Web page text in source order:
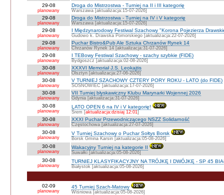
29-08
planowany
Droga do Mistrzostwa - Turniej na II i III kategorię
Warszawa [aktualizacja:15-07-2026]
29-08
planowany
Droga do Mistrzostwa - Turniej na IV i V kategorię
Warszawa [aktualizacja:15-07-2026]
29-08
planowany
I Międzynarodowy Festiwal Szachowy "Korona Pojezierza
Gudowo k. Drawska Pomorskiego [aktualizacja:22-07-2026]
29-08
planowany
Puchar Bistro&Pub Ale Sztuka Chrzanów Rynek 14
Chrzanów Rynek 14 [aktualizacja:31-07-2026]
29-08
planowany
I TEBowy Festiwal Szachowy - szachy szybkie (FIDE)
Bydgoszcz [aktualizacja:02-08-2026]
30-08
planowany
XXXVI Memoriał J.S. Leokajtis
Olsztyn [aktualizacja:27-06-2026]
30-08
planowany
V TURNIEJ SZACHOWY CZTERY PORY ROKU - LATO (do FIDE)
SOSNOWIEC [aktualizacja:17-07-2026]
30-08
planowany
VII Turniej błyskawiczny Klubu Marynarki Wojennej 2026
Gdynia [aktualizacja:31-07-2026]
30-08
planowany
LATO OPEN 6 na IV i V kategorię!
Śrem [aktualizacja:dzisiaj 12:01]
30-08
planowany
XXXI Puchar Przewodniczącego NSZZ Solidarność
Częstochowa [aktualizacja:27-07-2026]
30-08
planowany
V Turniej Szachowy o Puchar Sołtys Borsk
Borsk Gmina Karsin [aktualizacja:05-08-2026]
30-08
planowany
Wakacyjny Turniej na kategorie II
Suwałki [aktualizacja:05-08-2026]
30-08
planowany
TURNIEJ KLASYFIKACYJNY NA TRÓJKĘ I DWÓJKĘ - SP 45
Białystok [aktualizacja:05-08-2026]
02-09
planowany
45 Turniej Szach-Matowy
Wiśniowa [aktualizacja:05-08-2026]